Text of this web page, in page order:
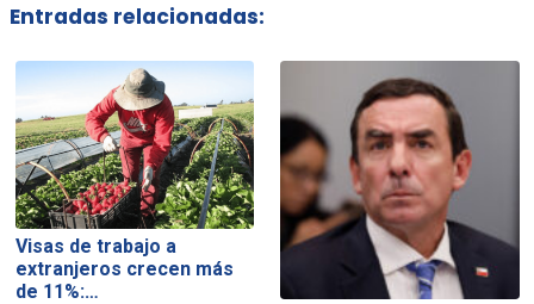
Entradas relacionadas:
Visas de trabajo a
extranjeros crecen más
de 11%:…